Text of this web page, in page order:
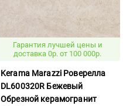
Гарантия лучшей цены и
доставка 0р. от 100 000р.
Kerama Marazzi Роверелла
DL600320R Бежевый
Обрезной керамогранит